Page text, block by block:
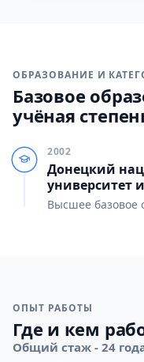
ОБРАЗОВАНИЕ И
Базовое
учёная
2002
Донецкий
университет
Высшее базовое
ОПЫТ РАБОТЫ
Где и кем
Общий стаж - 24